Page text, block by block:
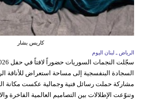
كاريس بشار
الرياض ـ لبنان اليوم
السجادة البنفسجية إلى مساحة استعراض للأناقة
مشاركة حملت رسائل فنية وجمالية عكست مكانة
وتنوّعت الإطلالات بين التصاميم العالمية الفاخرة